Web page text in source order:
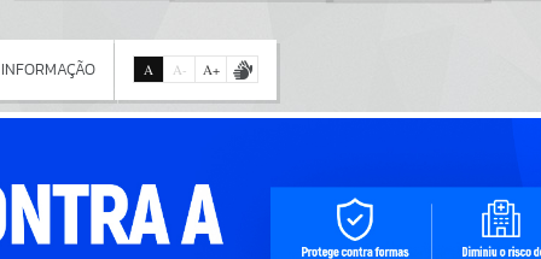
A A- A+